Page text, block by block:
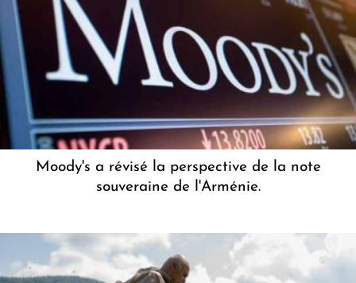
Moody's a révisé la perspective de la note
souveraine de l'Arménie.